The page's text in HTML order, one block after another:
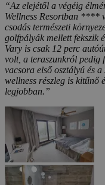
“Az elejétől a végéig
Wellness Resortban ****
csodás természeti
golfpályák mellett fekszik
Vary is csak 12 perc
volt, a teraszunkról pedig
vacsora első osztályú és a
wellness részleg is kitűnő
legjobban.”